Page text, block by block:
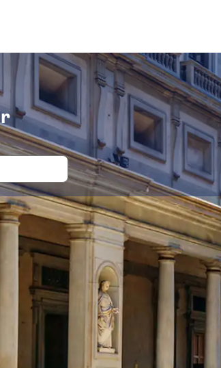
og billetter i Uffizi-
og guidede turer Utflukter og